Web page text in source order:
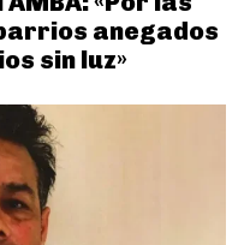
anegados
sin luz»